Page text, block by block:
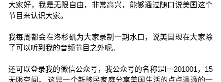
大家好，我是无限自由，非常高兴，能够通过随口说美国这个
节目来认识大家。
我每周都会在洛杉矶为大家录制一期水口，说美国现在大家除
了可以听到我的音频节目之外呢。
还可以登录我的微信公众号，我公众号的名称是l一201001，15
无限空间。 这是一个新移民家庭分享美国生活的点点滴滴的一